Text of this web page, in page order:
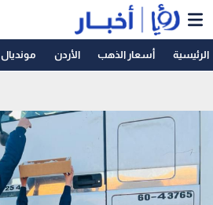
الرئيسية أسعار الذهب الأردن مونديال 2026